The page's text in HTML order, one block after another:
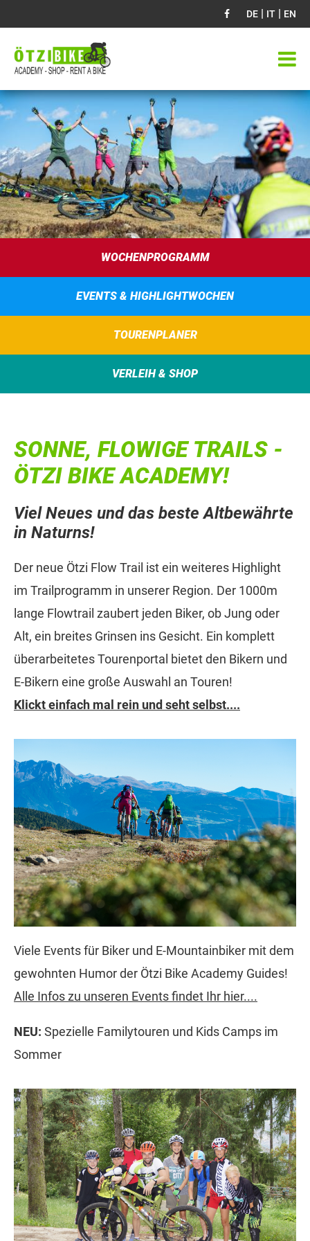
DE | IT | EN
WOCHENPROGRAMM
EVENTS & HIGHLIGHTWOCHEN
TOURENPLANER
VERLEIH & SHOP
SONNE, FLOWIGE TRAILS -
ÖTZI BIKE ACADEMY!
Viel Neues und das beste Altbewährte
in Naturns!
Der neue Ötzi Flow Trail ist ein weiteres Highlight
im Trailprogramm in unserer Region. Der 1000m
lange Flowtrail zaubert jeden Biker, ob Jung oder
Alt, ein breites Grinsen ins Gesicht. Ein komplett
überarbeitetes Tourenportal bietet den Bikern und
E-Bikern eine große Auswahl an Touren!
Klickt einfach mal rein und seht selbst....
Viele Events für Biker und E-Mountainbiker mit dem
gewohnten Humor der Ötzi Bike Academy Guides!
Alle Infos zu unseren Events findet Ihr hier....
NEU: Spezielle Familytouren und Kids Camps im
Sommer